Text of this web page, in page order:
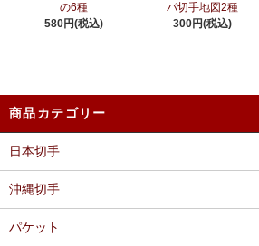
の6種
580円(税込)
パ切手地図2種
300円(税込)
商品カテゴリー
日本切手
沖縄切手
パケット